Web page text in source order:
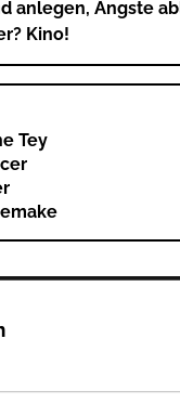
anlegen, Ängste
Kino!
Tey